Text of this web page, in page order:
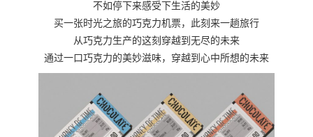
不如停下来感受下生活的美妙
买一张时光之旅的巧克力机票，此刻来一趟旅行
从巧克力生产的这刻穿越到无尽的未来
通过一口巧克力的美妙滋味，穿越到心中所想的未来